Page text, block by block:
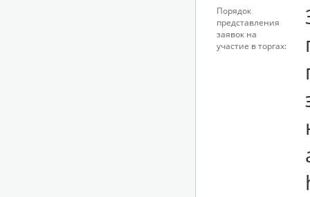
Порядок
представления
заявок на
участие в торгах: